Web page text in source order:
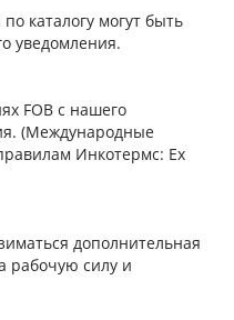
каталогу могут быть
уведомления.
FOB с нашего
(Международные
Инкотермс: Ex
дополнительная
рабочую силу и